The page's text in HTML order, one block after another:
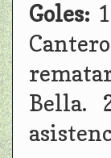
Goles:
Bella.